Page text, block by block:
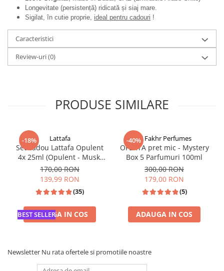
Longevitate (persistență) ridicată și siaj mare.
Sigilat, în cutie proprie, ideal pentru cadouri !
Caracteristici
Review-uri(0)
PRODUSE SIMILARE
-18%
BEST SELLER
Lattafa
Set cadou Lattafa Opulent
4x 25ml (Opulent - Musk,
Oud, Red, Dubai)
170,00 RON
139,99 RON
(35)
ADAUGA IN COS
-40%Al Fakhr Perfumes
OFERTA pret mic - Mystery
Box 5 Parfumuri 100ml
300,00 RON
179,00 RON
(5)
ADAUGA IN COS
Newsletter Nu rata ofertele si promotiile noastre